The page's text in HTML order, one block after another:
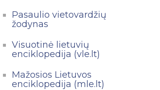
Pasaulio vietovardžių
žodynas
Visuotinė lietuvių
enciklopedija (vle.lt)
Mažosios Lietuvos
enciklopedija (mle.lt)